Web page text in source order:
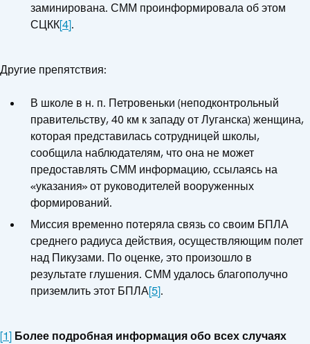
заминирована. СММ проинформировала об этом
СЦКК[4].
Другие препятствия:
В школе в н. п. Петровеньки (неподконтрольный
правительству, 40 км к западу от Луганска) женщина,
которая представилась сотрудницей школы,
сообщила наблюдателям, что она не может
предоставлять СММ информацию, ссылаясь на
«указания» от руководителей вооруженных
формирований.
Миссия временно потеряла связь со своим БПЛА
среднего радиуса действия, осуществляющим полет
над Пикузами. По оценке, это произошло в
результате глушения. СММ удалось благополучно
приземлить этот БПЛА[5].
[1] Более подробная информация обо всех случаях